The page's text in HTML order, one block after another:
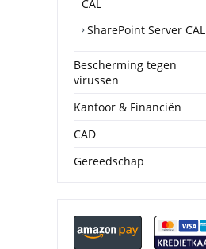
CAL
SharePoint Server CAL
Bescherming tegen
virussen
Kantoor & Financiën
CAD
Gereedschap